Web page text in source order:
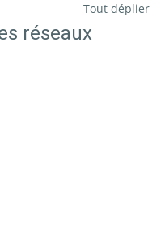
Tout déplier
réseaux